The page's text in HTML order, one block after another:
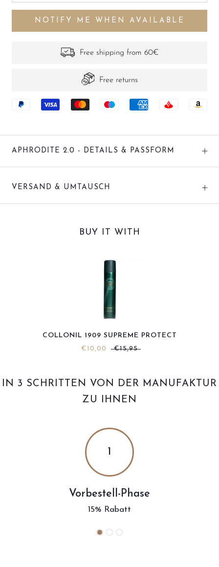
NOTIFY ME WHEN AVAILABLE
Free shipping from 60€
Free returns
APHRODITE 2.0 - DETAILS & PASSFORM
VERSAND & UMTAUSCH
BUY IT WITH
COLLONIL 1909 SUPREME PROTECT
€10,00
€15,95
IN 3 SCHRITTEN VON DER MANUFAKTUR
ZU IHNEN
1
Vorbestell-Phase
15% Rabatt